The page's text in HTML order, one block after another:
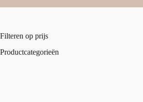
Filteren op prijs
Productcategorieën